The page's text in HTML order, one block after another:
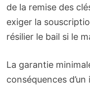
de la remise des
exiger la
résilier le bail si le
La garantie
conséquences